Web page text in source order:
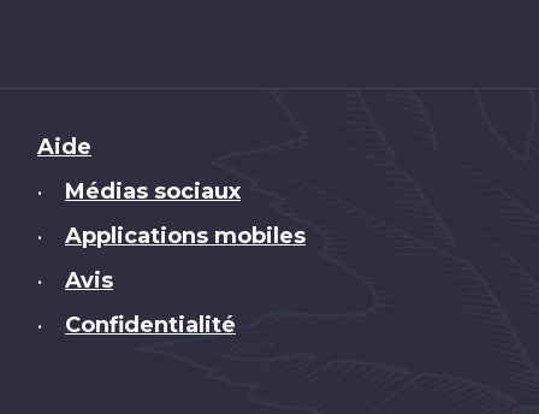
Brand
Aide
• Médias sociaux
• Applications mobiles
• Avis
• Confidentialité